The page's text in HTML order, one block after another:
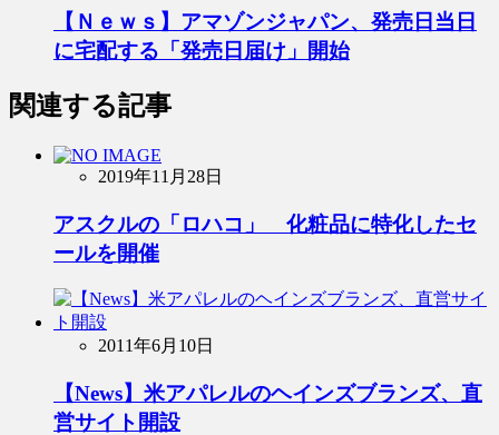
【Ｎｅｗｓ】アマゾンジャパン、発売日当日
に宅配する「発売日届け」開始
関連する記事
2019年11月28日
アスクルの「ロハコ」 化粧品に特化したセ
ールを開催
2011年6月10日
【News】米アパレルのヘインズブランズ、直
営サイト開設